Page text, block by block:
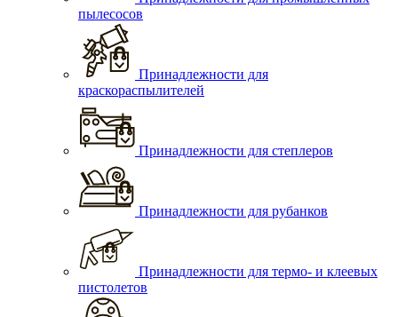
пылесосов
Принадлежности для
краскораспылителей
Принадлежности для степлеров
Принадлежности для рубанков
Принадлежности для термо- и клеевых
пистолетов